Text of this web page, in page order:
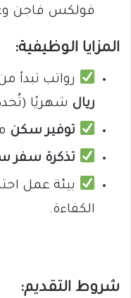
فولكس فاجن
المزايا الوظيفية:
رواتب تبدأ
ريال شهريًا
توفير سكن
تذكرة سفر
بيئة عمل
الكفاءة.
شروط التقديم: